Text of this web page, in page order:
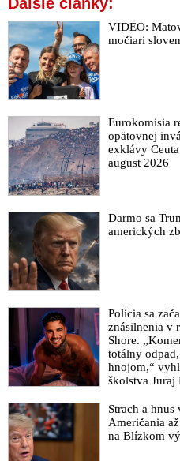
VIDEO:
močiari
Eurokomisia
opätovnej
exklávy
august 2026
Darmo sa
amerických
Polícia sa
znásilnenia v
Shore.
totálny
hnojom,“
školstva Juraj
Strach a hnus
Američania
na Blízkom